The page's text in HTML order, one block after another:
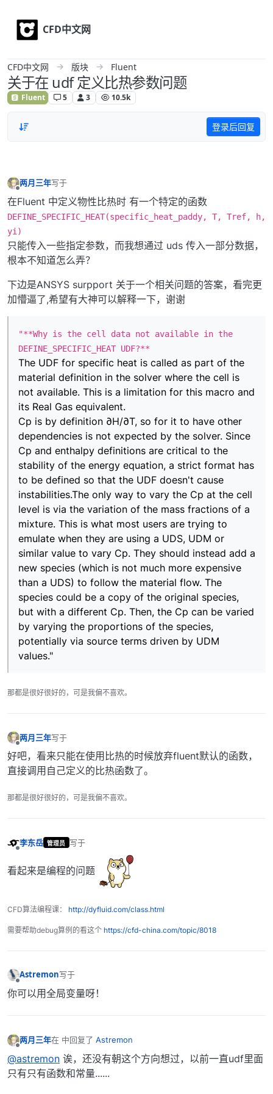
CFD中文网
CFD中文网 版块 Fluent
关于在 udf 定义比热参数问题
Fluent 5 3 10.5k
登录后回复
两月三年写于
最后由 编辑
在Fluent 中定义物性比热时 有一个特定的函数
DEFINE_SPECIFIC_HEAT(specific_heat_paddy, T, Tref, h,
yi)
只能传入一些指定参数，而我想通过 uds 传入一部分数据，
根本不知道怎么弄？
下边是ANSYS surpport 关于一个相关问题的答案，看完更
加懵逼了,希望有大神可以解释一下，谢谢
"**Why is the cell data not available in the
DEFINE_SPECIFIC_HEAT UDF?**
The UDF for specific heat is called as part of the
material definition in the solver where the cell is
not available. This is a limitation for this macro and
its Real Gas equivalent.
Cp is by definition ∂H/∂T, so for it to have other
dependencies is not expected by the solver. Since
Cp and enthalpy definitions are critical to the
stability of the energy equation, a strict format has
to be defined so that the UDF doesn't cause
instabilities.The only way to vary the Cp at the cell
level is via the variation of the mass fractions of a
mixture. This is what most users are trying to
emulate when they are using a UDS, UDM or
similar value to vary Cp. They should instead add a
new species (which is not much more expensive
than a UDS) to follow the material flow. The
species could be a copy of the original species,
but with a different Cp. Then, the Cp can be varied
by varying the proportions of the species,
potentially via source terms driven by UDM
values."
那都是很好很好的，可是我偏不喜欢。
两月三年写于
最后由 编辑
好吧，看来只能在使用比热的时候放弃fluent默认的函数，
直接调用自己定义的比热函数了。
那都是很好很好的，可是我偏不喜欢。
李东岳 管理员 写于
最后由 编辑
看起来是编程的问题
CFD算法编程课： http://dyfluid.com/class.html
需要帮助debug算例的看这个 https://cfd-china.com/topic/8018
Astremon写于
最后由 编辑
你可以用全局变量呀！
两月三年在 中回复了 Astremon
最后由 编辑
@astremon 诶，还没有朝这个方向想过，以前一直udf里面
只有只有函数和常量......